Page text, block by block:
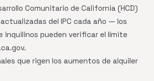
Comunitario de California (HCD)
del IPC cada año — los
inquilinos pueden verificar el límite
que rigen los aumentos de alquiler